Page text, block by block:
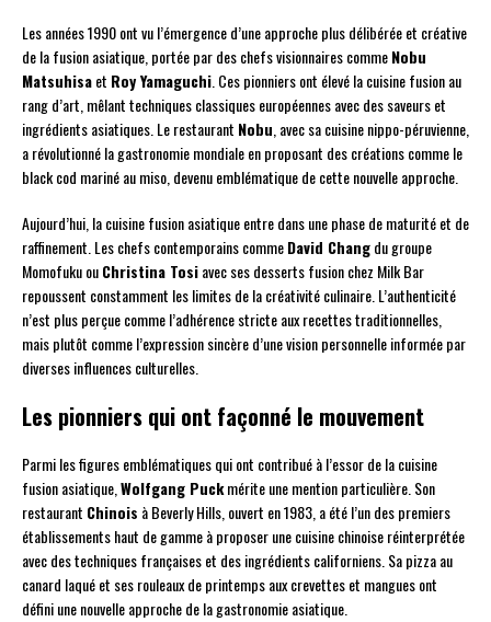
Les années 1990 ont vu l’émergence d’une approche plus délibérée et créative
de la fusion asiatique, portée par des chefs visionnaires commeNobu
Matsuhisaet Roy Yamaguchi. Ces pionniers ont élevé la cuisine fusion au
rang d’art, mêlant techniques classiques européennes avec des saveurs et
ingrédients asiatiques. Le restaurant Nobu, avec sa cuisine nippo-péruvienne,
a révolutionné la gastronomie mondiale en proposant des créations comme le
black cod mariné au miso, devenu emblématique de cette nouvelle approche.
Aujourd’hui, la cuisine fusion asiatique entre dans une phase de maturité et de
raffinement. Les chefs contemporains commeDavid Changdu groupe
Momofuku ouChristina Tosiavec ses desserts fusion chez Milk Bar
repoussent constamment les limites de la créativité culinaire. L’authenticité
n’est plus perçue comme l’adhérence stricte aux recettes traditionnelles,
mais plutôt comme l’expression sincère d’une vision personnelle informée par
diverses influences culturelles.
Les pionniers qui ont façonné le mouvement
Parmi les figures emblématiques qui ont contribué à l’essor de la cuisine
fusion asiatique,Wolfgang Puckmérite une mention particulière. Son
restaurant Chinois à Beverly Hills, ouvert en 1983, a été l’un des premiers
établissements haut de gamme à proposer une cuisine chinoise réinterprétée
avec des techniques françaises et des ingrédients californiens. Sa pizza au
canard laqué et ses rouleaux de printemps aux crevettes et mangues ont
défini une nouvelle approche de la gastronomie asiatique.